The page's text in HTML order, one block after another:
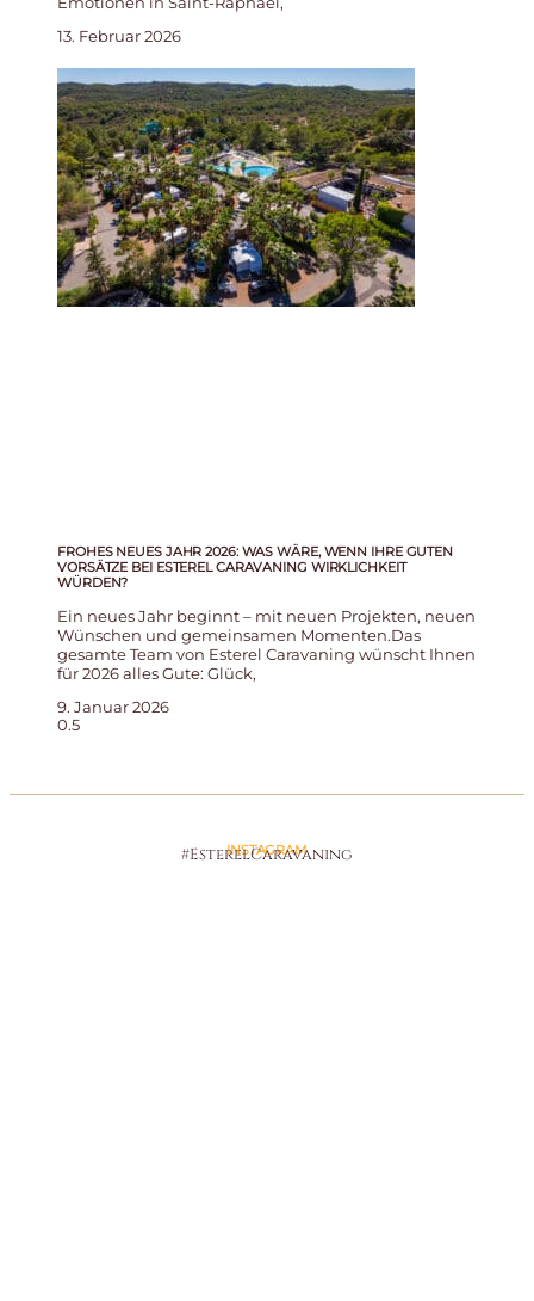
13. Februar 2026
FROHES NEUES JAHR 2026: WAS WÄRE, WENN IHRE GUTEN
VORSÄTZE BEI ESTEREL CARAVANING WIRKLICHKEIT
WÜRDEN?
Ein neues Jahr beginnt – mit neuen Projekten, neuen
Wünschen und gemeinsamen Momenten.Das
gesamte Team von Esterel Caravaning wünscht Ihnen
für 2026 alles Gute: Glück,
9. Januar 2026
INSTAGRAM
#EsterelCaravaning